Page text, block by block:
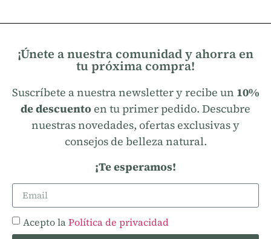
¡Únete a nuestra comunidad y ahorra en
tu próxima compra!
Suscríbete a nuestra newsletter y recibe un 10%
de descuento en tu primer pedido. Descubre
nuestras novedades, ofertas exclusivas y
consejos de belleza natural.
¡Te esperamos!
Acepto laPolítica de privacidad